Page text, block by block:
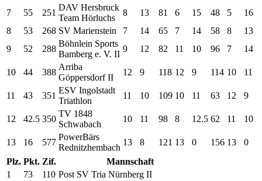
7 55 251
DAV Hersbruck
Team Hörluchs
8 13 81 6 15 48 5
16
8
53 268 SV Marienstein 7 14 65 7 14 58 8
13
9
52 288
Böhnlein Sports
Bamberg e. V. II
9 12 82 11 10 96 7 14
10 44 388
Arriba
Göppersdorf II
12 9 118 12 9 114 10 11
11 43 351
ESV Ingolstadt
Triathlon
11 10 109 10 11 63 12 9
12 42.5 350
TV 1848
Schwabach
10 11 98 8 12.5 62 11 10
13 16 577
PowerBärs
Rednitzhembach
13 8 121 13 0 156 13
0
Plz. Pkt. Zif.
Mannschaft
1
73 110 Post SV Tria Nürnberg II